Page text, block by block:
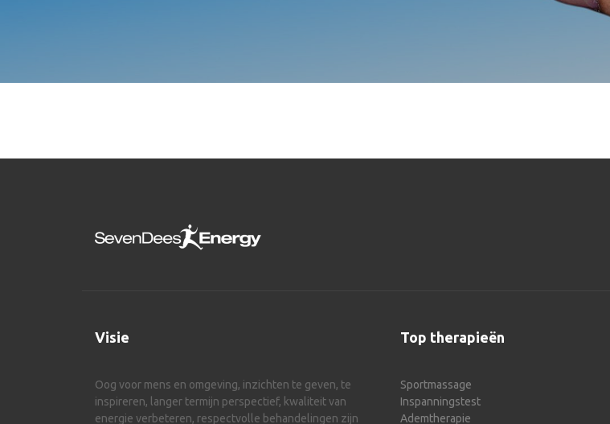
Visie
Oog voor mens en omgeving, inzichten te geven, te
inspireren, langer termijn perspectief, kwaliteit van
energie verbeteren, respectvolle behandelingen zijn
Top therapieën
Sportmassage
Inspanningstest
Ademtherapie